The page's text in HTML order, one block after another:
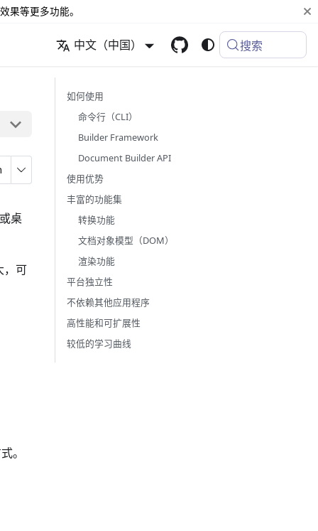
果等更多功能。
中文（中国） 搜索
桌
，可
。
如何使用
命令行（CLI）
Builder Framework
Document Builder API
使用优势
丰富的功能集
转换功能
文档对象模型（DOM）
渲染功能
平台独立性
不依赖其他应用程序
高性能和可扩展性
较低的学习曲线